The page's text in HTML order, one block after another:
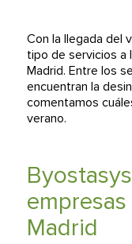
Con la llegada del
tipo de servicios a
Madrid. Entre los
encuentran la
comentamos
verano.
Madrid